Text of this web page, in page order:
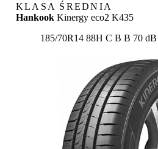
KLASA ŚREDNIA
Hankook Kinergy eco2 K435
185/70R14 88H Etykieta:
C B B 70 dB